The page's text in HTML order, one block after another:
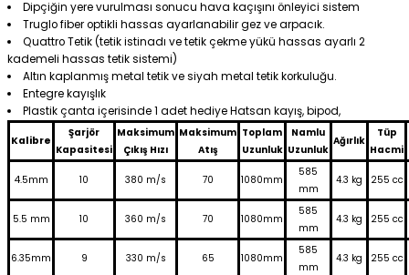
Dipçiğin yere vurulması sonucu hava kaçışını önleyici sistem
Truglo fiber optikli hassas ayarlanabilir gez ve arpacık.
Quattro Tetik (tetik istinadı ve tetik çekme yükü hassas ayarlı 2
kademeli hassas tetik sistemi)
Altın kaplanmış metal tetik ve siyah metal tetik korkuluğu.
Entegre kayışlık
Plastik çanta içerisinde 1 adet hediye Hatsan kayış, bipod,
Kalibre
Şarjör
Kapasitesi
Maksimum
Çıkış Hızı
Maksimum
Atış
Toplam
Uzunluk
Namlu
Uzunluk
Ağırlık
Tüp
Hacmi
4.5mm 10 380 m/s 70 1080mm
585
mm
4.3 kg 255 cc
5.5 mm 10 360 m/s 70 1080mm
585
mm
4.3 kg 255 cc
6.35mm 9 330 m/s 65 1080mm
585
mm
4.3 kg 255 cc